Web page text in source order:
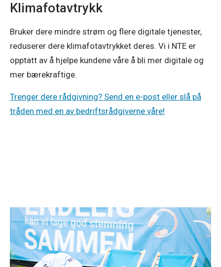
Klimafotavtrykk
Bruker dere mindre strøm og flere digitale tjenester,
reduserer dere klimafotavtrykket deres. Vi i NTE er
opptatt av å hjelpe kundene våre å bli mer digitale og
mer bærekraftige.
Trenger dere rådgivning? Send en e-post eller slå på
tråden med en av bedriftsrådgiverne våre!
Strøm 1. juli 2026
Spar strøm i sommer!
Lysere og varmere dager gjør ikke bare noe med